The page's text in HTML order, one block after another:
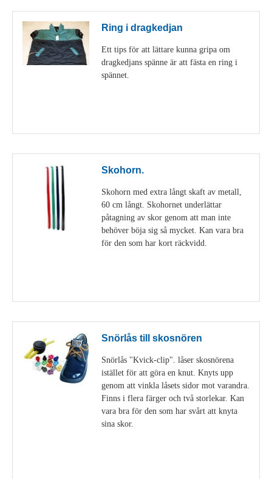
Ring i dragkedjan
Ett tips för att lättare kunna gripa om
dragkedjans spänne är att fästa en ring i
spännet.
Skohorn.
Skohorn med extra långt skaft av metall,
60 cm långt. Skohornet underlättar
påtagning av skor genom att man inte
behöver böja sig så mycket. Kan vara bra
för den som har kort räckvidd.
Snörlås till skosnören
Snörlås "Kvick-clip". låser skosnörena
istället för att göra en knut. Knyts upp
genom att vinkla låsets sidor mot varandra.
Finns i flera färger och två storlekar. Kan
vara bra för den som har svårt att knyta
sina skor.